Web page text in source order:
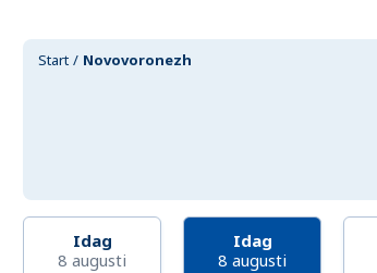
Start Novovoronezh
Idag
8 augusti
Idag
8 augusti